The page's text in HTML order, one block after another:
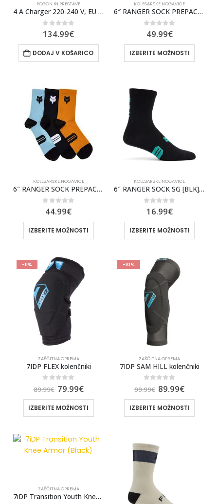
POGON IN PRESTAVE
4 A Charger 220-240 V, EU (BPC3400)
0 out of 5
134.99€
DODAJ V KOŠARICO
KOLESARSKE NOGAVICE
6″ RANGER SOCK PREPACK MULTI [BLK/MUL] SP26 MTB
out of 5
49.99€
IZBERITE MOŽNOSTI
KOLESARSKE NOGAVICE
6″ RANGER SOCK PREPACK MULTI [CL1] FA25 MTB
out of 5
44.99€
IZBERITE MOŽNOSTI
KOLESARSKE NOGAVICE
6″ RANGER SOCK SG [BLK] SP25 MTB
out of 5
16.99€
IZBERITE MOŽNOSTI
-11%
ZAŠČITNA OPREMA
7IDP FLEX kolenčniki
out of 5
89.99€ 79.99€
IZBERITE MOŽNOSTI
-10%
ZAŠČITNA OPREMA
7IDP SAM HILL kolenčniki
out of 5
99.99€ 89.99€
IZBERITE MOŽNOSTI
ZAŠČITNA OPREMA
7iDP Transition Youth Knee Armor (Black)